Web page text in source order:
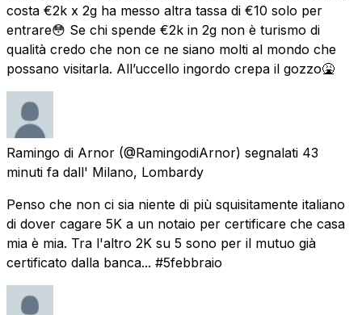
costa €2k x 2g ha messo altra tassa di €10 solo per
entrare😳 Se chi spende €2k in 2g non è turismo di
qualità credo che non ce ne siano molti al mondo che
possano visitarla. All’uccello ingordo crepa il gozzo🤮
Ramingo di Arnor (@RamingodiArnor) segnalati 43
minuti fa dall' Milano, Lombardy
Penso che non ci sia niente di più squisitamente italiano
di dover cagare 5K a un notaio per certificare che casa
mia è mia. Tra l'altro 2K su 5 sono per il mutuo già
certificato dalla banca... #5febbraio